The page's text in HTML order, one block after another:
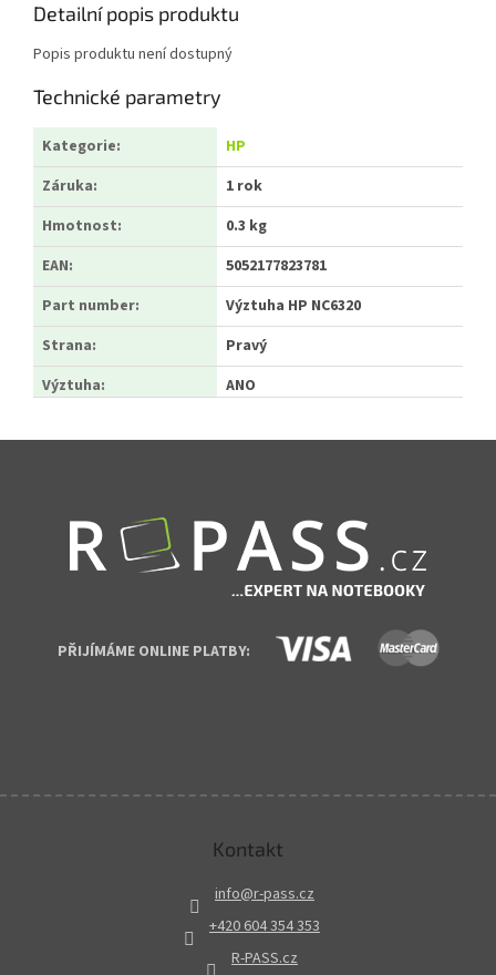
Detailní popis produktu
Popis produktu není dostupný
Technické parametry
Kategorie:
HP
Záruka:
1 rok
Hmotnost:
0.3 kg
EAN:
5052177823781
Part number:
Výztuha HP NC6320
Strana:
Pravý
Výztuha: ANO
PŘIJÍMÁME ONLINE PLATBY:
Kontakt
info@r-pass.cz
+420 604 354 353
R-PASS.cz